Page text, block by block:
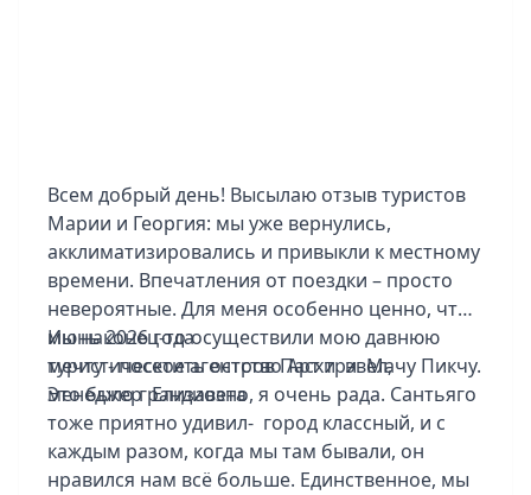
Всем добрый день! Высылаю отзыв туристов
Марии и Георгия: мы уже вернулись,
акклиматизировались и привыкли к местному
времени. Впечатления от поездки – просто
невероятные. Для меня особенно ценно, что
мы наконец-то осуществили мою давнюю
мечту - посетить остров Пасхи и Мачу Пикчу.
Это было грандиозно, я очень рада. Сантьяго
тоже приятно удивил- город классный, и с
каждым разом, когда мы там бывали, он
нравился нам всё больше. Единственное, мы
Июнь 2026 года
туристическое агентство Арт трэвел,
менеджер Елизавета